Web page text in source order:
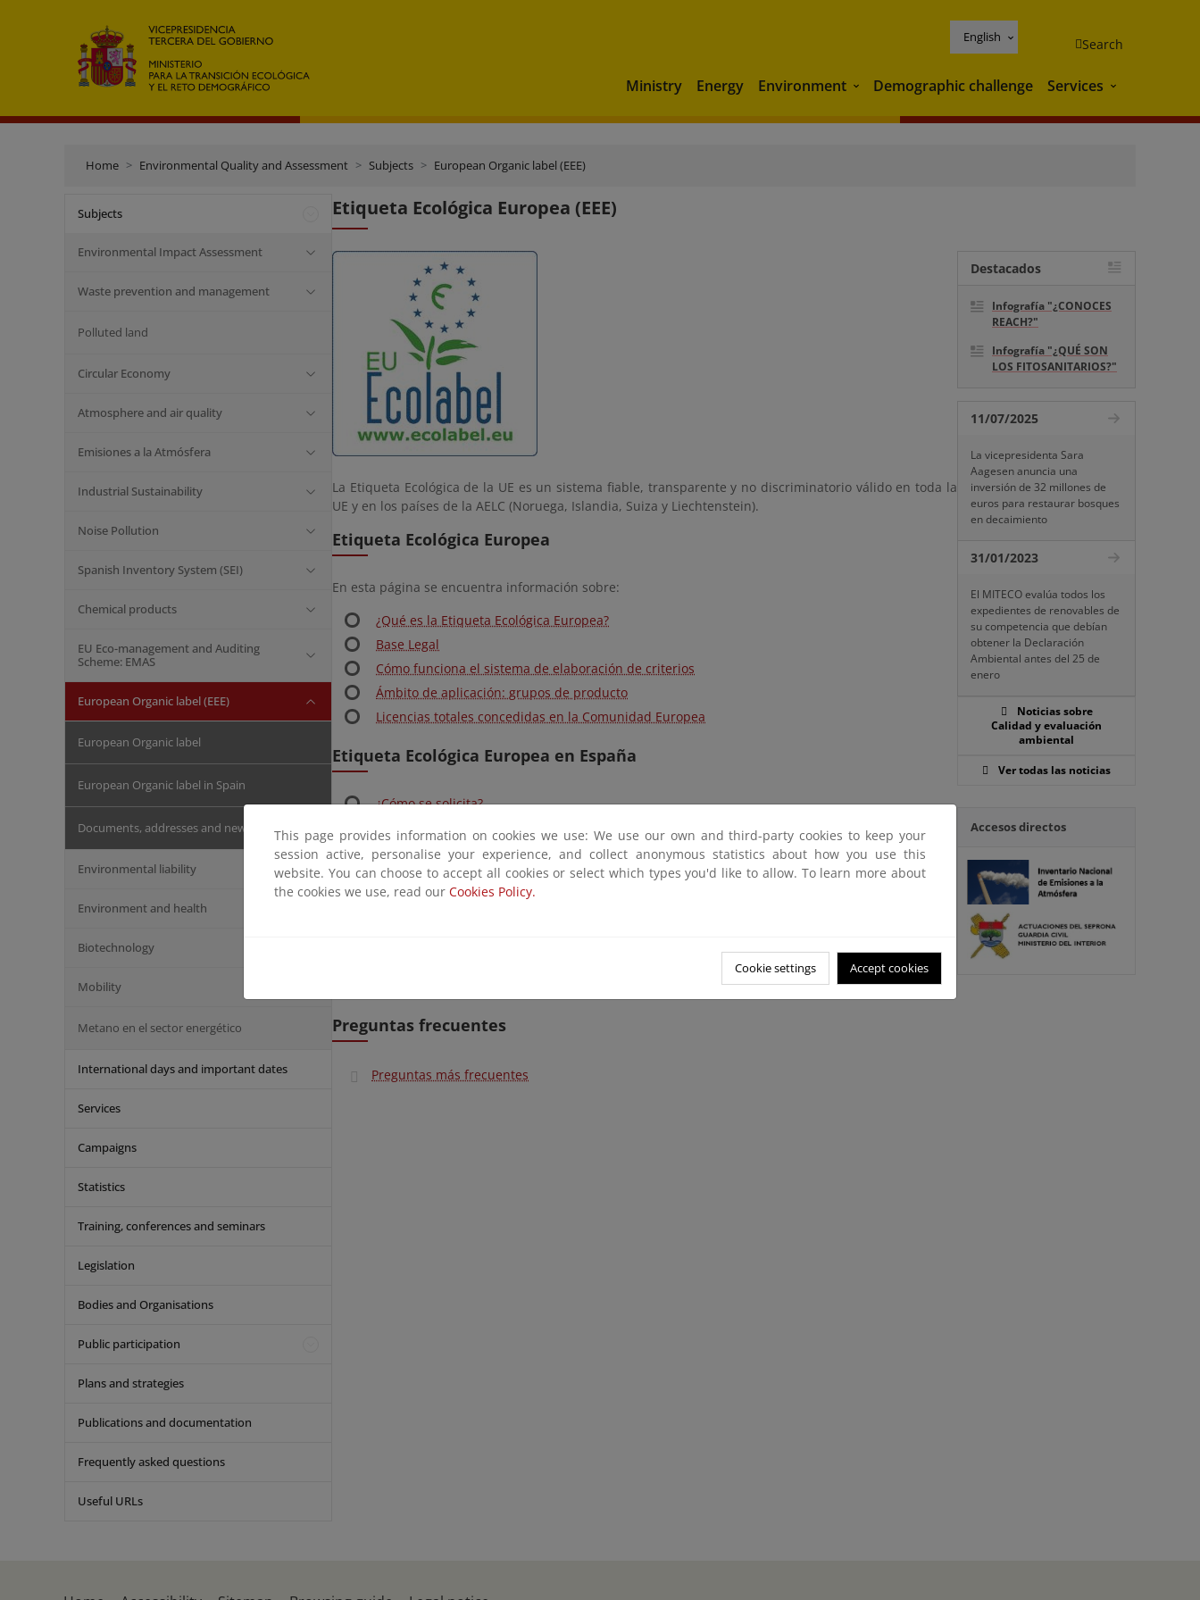
English Search
Ministry Energy Environment Environment
Demographic challenge Services Services
Home Environmental Quality and Assessment Subjects European Organic label (EEE)
Subjects
Environmental Impact Assessment
Waste prevention and management
Polluted land
Circular Economy
Atmosphere and air quality
Emisiones a la Atmósfera
Industrial Sustainability
Noise Pollution
Spanish Inventory System (SEI)
Chemical products
EU Eco-management and Auditing
Scheme: EMAS
European Organic label (EEE)
European Organic label
European Organic label in Spain
Documents, addresses and news of interest
Environmental liability
Environment and health
Biotechnology
Mobility
Metano en el sector energético
International days and important dates
Services
Campaigns
Statistics
Training, conferences and seminars
Legislation
Bodies and Organisations
Public participation
Plans and strategies
Publications and documentation
Frequently asked questions
Useful URLs
Etiqueta Ecológica Europea (EEE)
La Etiqueta Ecológica de la UE es un sistema fiable, transparente y no discriminatorio válido en toda la
UE y en los países de la AELC (Noruega, Islandia, Suiza y Liechtenstein).
Etiqueta Ecológica Europea
En esta página se encuentra información sobre:
¿Qué es la Etiqueta Ecológica Europea?
Base Legal
Cómo funciona el sistema de elaboración de criterios
Ámbito de aplicación: grupos de producto
Licencias totales concedidas en la Comunidad Europea
Etiqueta Ecológica Europea en España
¿Cómo se solicita?
Licencias concedidas en España
Organismos Competentes
Elementos, documentos y direcciones
Preguntas frecuentes
Preguntas más frecuentes
Destacados
Infografía "¿CONOCES
REACH?"
Infografía "¿QUÉ SON
LOS FITOSANITARIOS?"
11/07/2025
La vicepresidenta Sara
Aagesen anuncia una
inversión de 32 millones de
euros para restaurar bosques
en decaimiento
31/01/2023
El MITECO evalúa todos los
expedientes de renovables de
su competencia que debían
obtener la Declaración
Ambiental antes del 25 de
enero
Noticias sobre
Calidad y evaluación
ambiental
Ver todas las noticias
Accesos directos
This page provides information on cookies we use: We use our own and third-party cookies to keep your
session active, personalise your experience, and collect anonymous statistics about how you use this
website. You can choose to accept all cookies or select which types you'd like to allow. To learn more about
the cookies we use, read our Cookies Policy.
Cookie settings Accept cookies